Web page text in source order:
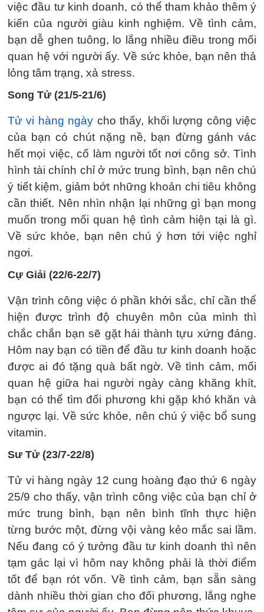
việc đầu tư kinh doanh, có thể tham khảo thêm ý
kiến của người giàu kinh nghiệm. Về tình cảm,
bạn dễ ghen tuông, lo lắng nhiều điều trong mối
quan hệ với người ấy. Về sức khỏe, bạn nên thả
lỏng tâm trạng, xả stress.
Song Tử (21/5-21/6)
Tử vi hàng ngày cho thấy, khối lượng công việc
của bạn có chút nặng nề, bạn đừng gánh vác
hết mọi việc, cố làm người tốt nơi công sở. Tình
hình tài chính chỉ ở mức trung bình, bạn nên chú
ý tiết kiệm, giảm bớt những khoản chi tiêu không
cần thiết. Nên nhìn nhận lại những gì bạn mong
muốn trong mối quan hệ tình cảm hiện tại là gì.
Về sức khỏe, bạn nên chú ý hơn tới việc nghỉ
ngơi.
Cự Giải (22/6-22/7)
Vận trình công việc ó phần khởi sắc, chỉ cần thể
hiện được trình độ chuyên môn của mình thì
chắc chắn bạn sẽ gặt hái thành tựu xứng đáng.
Hôm nay bạn có tiền để đầu tư kinh doanh hoặc
được ai đó tặng quà bất ngờ. Về tình cảm, mối
quan hệ giữa hai người ngày càng khăng khít,
bạn có thể tìm đối phương khi gặp khó khăn và
ngược lại. Về sức khỏe, nên chú ý việc bổ sung
vitamin.
Sư Tử (23/7-22/8)
Tử vi hàng ngày 12 cung hoàng đạo thứ 6 ngày
25/9 cho thấy, vận trình công việc của bạn chỉ ở
mức trung bình, bạn nên bình tĩnh thực hiện
từng bước một, đừng vội vàng kẻo mắc sai lầm.
Nếu đang có ý tưởng đầu tư kinh doanh thì nên
tạm gác lại vì hôm nay không phải là thời điểm
tốt để bạn rót vốn. Về tình cảm, bạn sẵn sàng
dành nhiều thời gian cho đối phương, lắng nghe